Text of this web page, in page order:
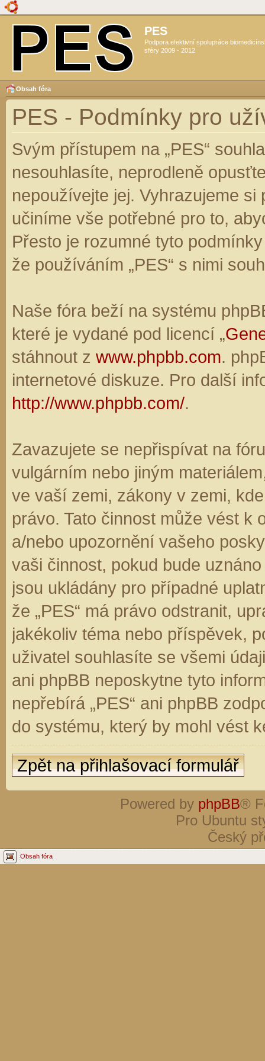
PES
Podpora efektivní spolupráce
sféry 2009 - 2012
Obsah fóra
PES - Podmínky pro
Svým přístupem na „PES“
nesouhlasíte, neprodleně
nepoužívejte jej. Vyhrazujeme
učiníme vše potřebné pro to,
Přesto je rozumné tyto
že používáním „PES“ s nimi
Naše fóra beží na systému
které je vydané pod licencí „
stáhnout z www.phpbb.com.
internetové diskuze. Pro další
http://www.phpbb.com/.
Zavazujete se nepřispívat na
vulgárním nebo jiným
ve vaší zemi, zákony v zemi,
právo. Tato činnost může vést k
a/nebo upozornění vašeho
vaši činnost, pokud bude
jsou ukládány pro případné
že „PES“ má právo odstranit,
jakékoliv téma nebo příspěvek,
uživatel souhlasíte se všemi
ani phpBB neposkytne tyto
nepřebírá „PES“ ani phpBB
do systému, který by mohl vést
Zpět na přihlašovací formulář
Powered by phpBB®
Pro Ubuntu
Český
Obsah fóra